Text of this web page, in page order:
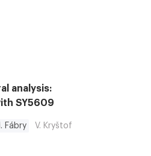
analysis:
SY5609
Fábry
V. Kryštof